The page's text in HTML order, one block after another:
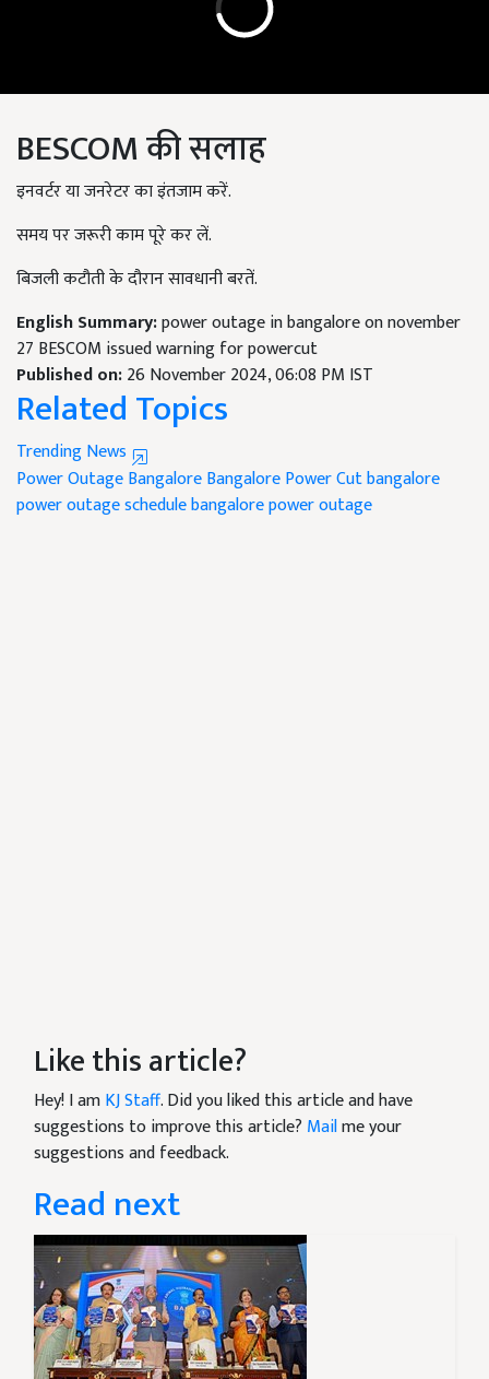
BESCOM की सलाह
इनवर्टर या जनरेटर का इंतजाम करें.
समय पर जरूरी काम पूरे कर लें.
बिजली कटौती के दौरान सावधानी बरतें.
English Summary:power outage in bangalore on november
27 BESCOM issued warning for powercut
Published on:26 November 2024, 06:08 PM IST
Related Topics
Trending News
Power OutageBangaloreBangalore Power Cutbangalore
power outage schedulebangalore power outage
Like this article?
Hey! I amKJ Staff. Did you liked this article and have
suggestions to improve this article? Mailme your
suggestions and feedback.
Read next